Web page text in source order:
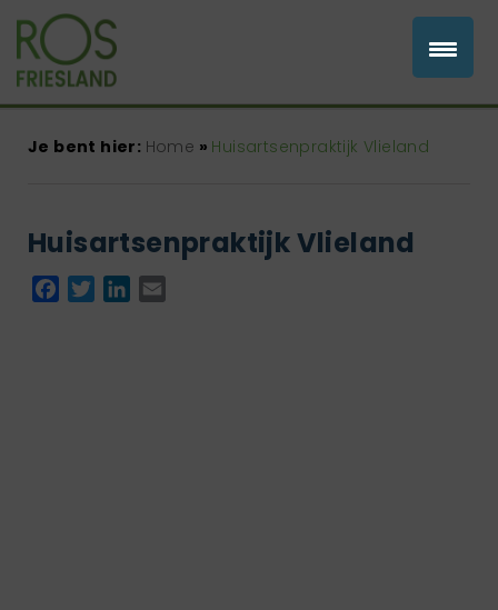
Je bent hier: Home » Huisartsenpraktijk Vlieland
Huisartsenpraktijk Vlieland
Facebook
TwitterLinkedIn